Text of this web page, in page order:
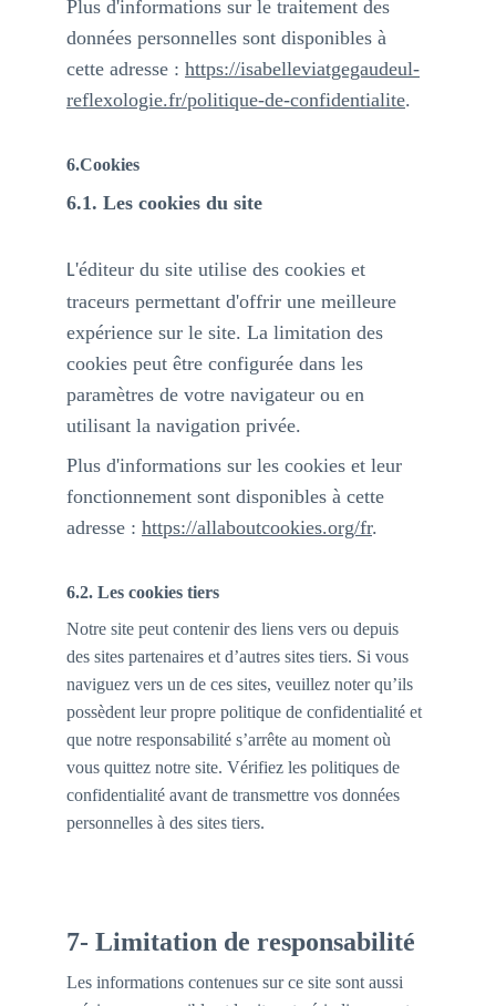
Plus d'informations sur le traitement des
données personnelles sont disponibles à
cette adresse : https://isabelleviatgegaudeul-
reflexologie.fr/politique-de-confidentialite.
6.Cookies
6.1. Les cookies du site
L'éditeur du site utilise des cookies et
traceurs permettant d'offrir une meilleure
expérience sur le site. La limitation des
cookies peut être configurée dans les
paramètres de votre navigateur ou en
utilisant la navigation privée.
Plus d'informations sur les cookies et leur
fonctionnement sont disponibles à cette
adresse : https://allaboutcookies.org/fr.
6.2. Les cookies tiers
Notre site peut contenir des liens vers ou depuis
des sites partenaires et d’autres sites tiers. Si vous
naviguez vers un de ces sites, veuillez noter qu’ils
possèdent leur propre politique de confidentialité et
que notre responsabilité s’arrête au moment où
vous quittez notre site. Vérifiez les politiques de
confidentialité avant de transmettre vos données
personnelles à des sites tiers.
7- Limitation de responsabilité
Les informations contenues sur ce site sont aussi